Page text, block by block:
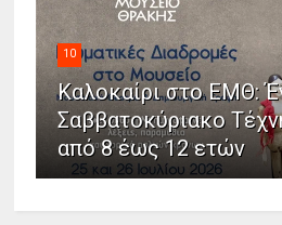
10
Καλοκαίρι στο ΕΜΘ:
Σαββατοκύριακο
από 8 έως 12 ετών